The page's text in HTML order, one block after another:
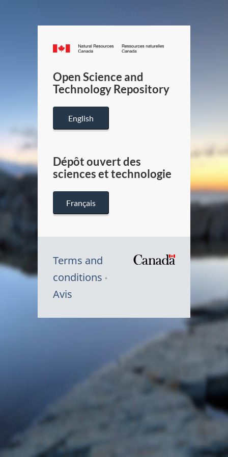
Canada.ca
/
Canada
Open Science and
Technology Repository
English
Dépôt ouvert des
sciences et technologie
Français
Terms and
conditions
Avis
du